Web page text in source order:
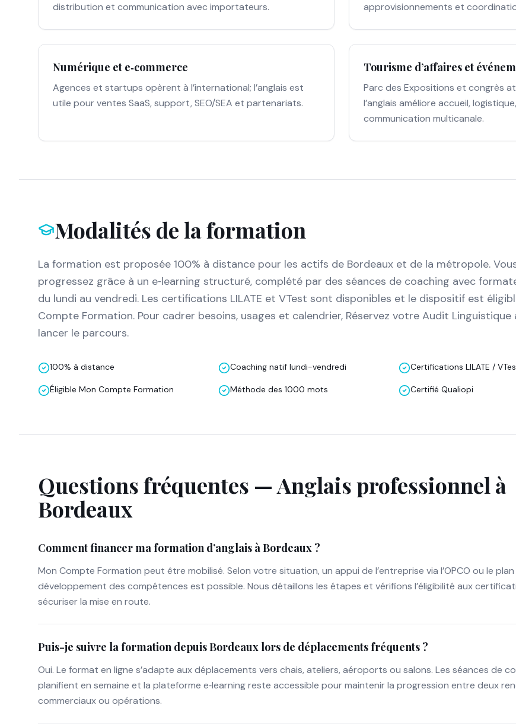
distribution et communication avec importateurs.
approvisionnements et
Numérique et e‑commerce
Agences et startups opèrent à l’international; l’anglais est
utile pour ventes SaaS, support, SEO/SEA et partenariats.
Tourisme d’affaires et
Parc des Expositions et congrès
l’anglais améliore accueil,
communication multicanale.
Modalités de la formation
La formation est proposée 100% à distance pour les actifs de Bordeaux et de la métropole.
progressez grâce à un e‑learning structuré, complété par des séances de coaching avec
du lundi au vendredi. Les certifications LILATE et VTest sont disponibles et le dispositif est
Compte Formation. Pour cadrer besoins, usages et calendrier, Réservez votre Audit Linguistique
lancer le parcours.
100% à distance Coaching natif lundi-vendredi Certifications LILATE /
Éligible Mon Compte Formation Méthode des 1000 mots Certifié Qualiopi
Questions fréquentes — Anglais professionnel à
Bordeaux
Comment financer ma formation d’anglais à Bordeaux ?
Mon Compte Formation peut être mobilisé. Selon votre situation, un appui de l’entreprise via l’OPCO ou le
développement des compétences est possible. Nous détaillons les étapes et vérifions l’éligibilité aux
sécuriser la mise en route.
Puis-je suivre la formation depuis Bordeaux lors de déplacements fréquents ?
Oui. Le format en ligne s’adapte aux déplacements vers chais, ateliers, aéroports ou salons. Les séances de
planifient en semaine et la plateforme e‑learning reste accessible pour maintenir la progression entre deux
commerciaux ou opérations.